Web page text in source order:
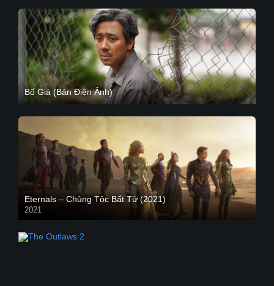
Bố Già (Bản Điện Ảnh)
Eternals – Chủng Tộc Bất Tử (2021)
2021
Trailer